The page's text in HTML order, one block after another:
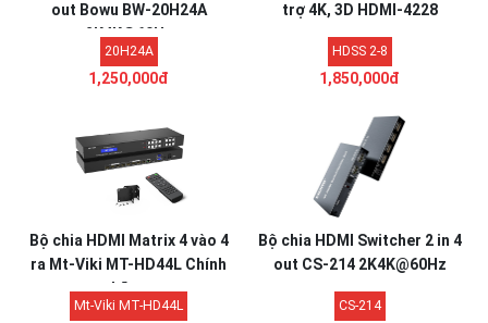
out Bowu BW-20H24A
2K4K@60Hz
20H24A
1,250,000đ
trợ 4K, 3D HDMI-4228
HDSS 2-8
1,850,000đ
Bộ chia HDMI Matrix 4 vào 4
ra Mt-Viki MT-HD44L Chính
hãng
Mt-Viki MT-HD44L
Bộ chia HDMI Switcher 2 in 4
out CS-214 2K4K@60Hz
CS-214